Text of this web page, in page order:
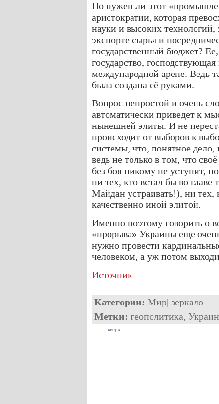
Но нужен ли этот
аристократии, которая
науки и высоких технологий,
экспорте сырья и
государственный бюджет?
государство,
международной арене. Ведь
была создана её руками.
Вопрос непростой и очень
автоматически приведет к
нынешней элиты. И не
происходит от выборов к
системы, что, понятное
ведь не только в том, что
без боя никому не уступит,
ни тех, кто встал бы во
Майдан устраивать!), ни тех,
качественно иной элитой.
Именно поэтому говорить о
«прорыва» Украины еще
нужно провести
человеком, а уж потом
Источник
Категории: Мир| зеркало
Метки: геополитика,
вверх